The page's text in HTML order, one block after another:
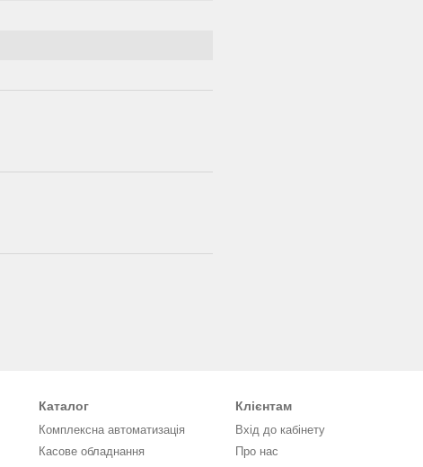
Каталог
Комплексна автоматизація
Касове обладнання
Клієнтам
Вхід до кабінету
Про нас